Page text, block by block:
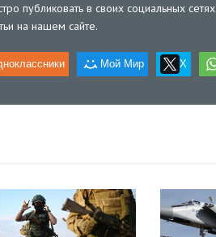
публиковать в своих социальных
на нашем сайте.
Мой Мир X